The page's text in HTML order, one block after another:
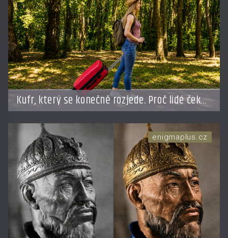
Kufr, který se konečně rozjede. Proč lidé čekají
na kolečka téměř pět tisíc let?
enigmaplus.cz